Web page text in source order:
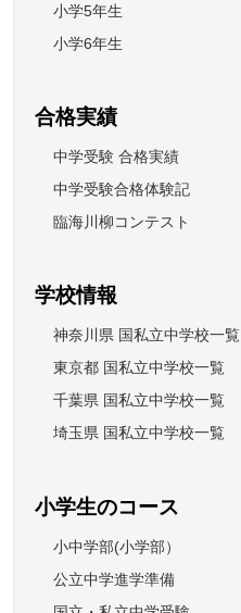
小学5年生
小学6年生
合格実績
中学受験 合格実績
中学受験合格体験記
臨海川柳コンテスト
学校情報
神奈川県 国私立中学校一覧
東京都 国私立中学校一覧
千葉県 国私立中学校一覧
埼玉県 国私立中学校一覧
小学生のコース
小中学部(小学部）
公立中学進学準備